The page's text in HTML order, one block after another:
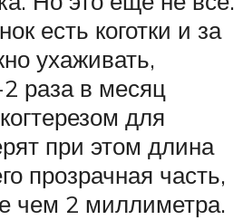
есть коготки и за
ухаживать,
раза в месяц
для
при этом длина
прозрачная часть,
чем 2 миллиметра.